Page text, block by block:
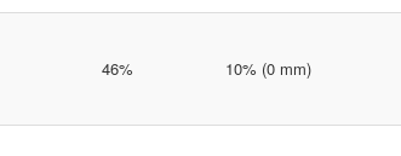
46% 10% (0 mm)